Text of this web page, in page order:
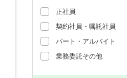
正社員
契約社員・嘱託社員
パート・アルバイト
業務委託その他